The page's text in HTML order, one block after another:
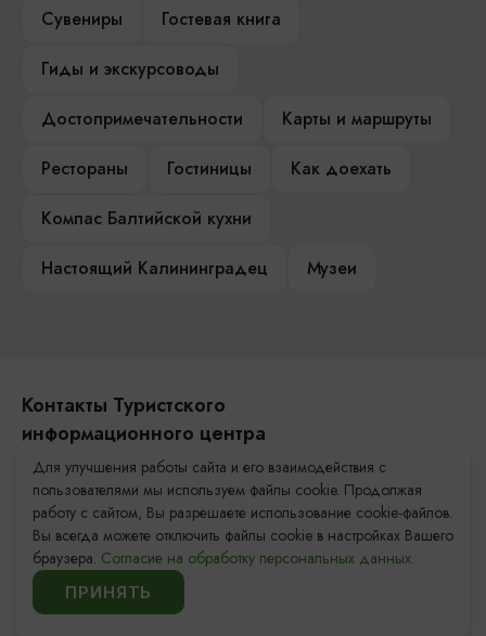
Сувениры
Гостевая книга
Гиды и экскурсоводы
Достопримечательности
Карты и маршруты
Рестораны
Гостиницы
Как доехать
Компас Балтийской кухни
Настоящий Калининградец
Музеи
Контакты Туристского
информационного центра
Площадь Победы, 1
+7 (4012) 555-200
8 (800) 200-55-39
info@visit-kaliningrad.ru
Для улучшения работы сайта и его взаимодействия с
пользователями мы используем файлы cookie. Продолжая
работу с сайтом, Вы разрешаете использование cookie-файлов.
Вы всегда можете отключить файлы cookie в настройках Вашего
браузера. Согласие на обработку персональных данных.
ПРИНЯТЬ